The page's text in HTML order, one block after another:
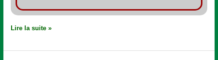
Lire la suite »